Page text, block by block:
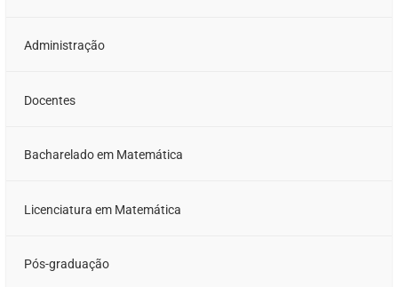
Administração
Docentes
Bacharelado em Matemática
Licenciatura em Matemática
Pós-graduação